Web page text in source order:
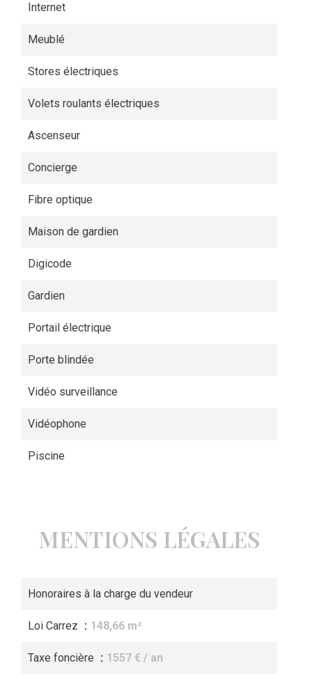
Internet
Meublé
Stores électriques
Volets roulants électriques
Ascenseur
Concierge
Fibre optique
Maison de gardien
Digicode
Gardien
Portail électrique
Porte blindée
Vidéo surveillance
Vidéophone
Piscine
MENTIONS LÉGALES
Honoraires à la charge du vendeur
Loi Carrez 148,66 m²
Taxe foncière 1557 € / an